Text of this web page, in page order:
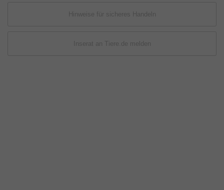
Hinweise für sicheres Handeln
Inserat an Tiere.de melden